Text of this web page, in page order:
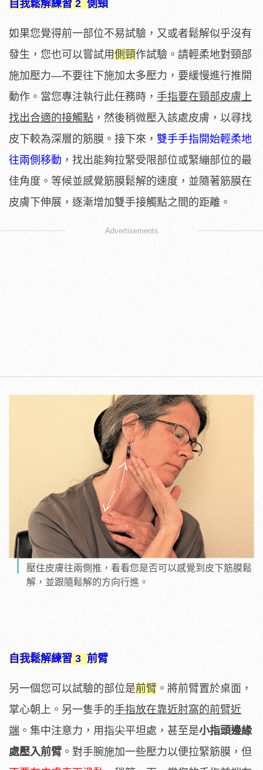
自我鬆解練習 2 側頸
如果您覺得前一部位不易試驗，又或者鬆解似乎沒有
發生，您也可以嘗試用側頸作試驗。請輕柔地對頸部
施加壓力—不要往下施加太多壓力，要緩慢進行推開
動作。當您專注執行此任務時， 手指要在頸部皮膚上
找出合適的接觸點 ，然後稍微壓入該處皮膚，以尋找
皮下較為深層的筋膜。接下來， 雙手手指開始輕柔地
往兩側移動 ，找出能夠拉緊受限部位或緊繃部位的最
佳角度。等候並感覺筋膜鬆解的速度，並隨著筋膜在
皮膚下伸展，逐漸增加雙手接觸點之間的距離。
Advertisements
壓住皮膚往兩側推，看看您是否可以感覺到皮下筋膜鬆
解，並跟隨鬆解的方向行進。
自我鬆解練習 3 前臂
另一個您可以試驗的部位是前臂 。將前臂置於桌面，
掌心朝上。另一隻手的手指放在靠近肘窩的前臂近
端 。集中注意力，用指尖平坦處，甚至是小指頭邊緣
處壓入前臂 。對手腕施加一些壓力以便拉緊筋膜，但